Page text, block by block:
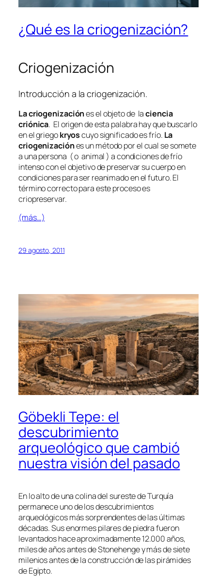
¿Qué es la criogenización?
Criogenización
Introducción a la criogenización.
La criogenizaciónes el objeto de laciencia
criónica. El origen de esta palabra hay que buscarlo
en el griegokryoscuyo significado es frío. La
criogenizaciónes un método por el cual se somete
a una persona ( o animal ) a condiciones de frío
intenso con el objetivo de preservar su cuerpo en
condiciones para ser reanimado en el futuro. El
término correcto para este proceso es
criopreservar.
(más…)
29 agosto, 2011
Göbekli Tepe: el
descubrimiento
arqueológico que cambió
nuestra visión del pasado
En lo alto de una colina del sureste de Turquía
permanece uno de los descubrimientos
arqueológicos más sorprendentes de las últimas
décadas. Sus enormes pilares de piedra fueron
levantados hace aproximadamente 12.000 años,
miles de años antes de Stonehenge y más de siete
milenios antes de la construcción de las pirámides
de Egipto.